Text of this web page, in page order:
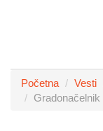
Početna Vesti